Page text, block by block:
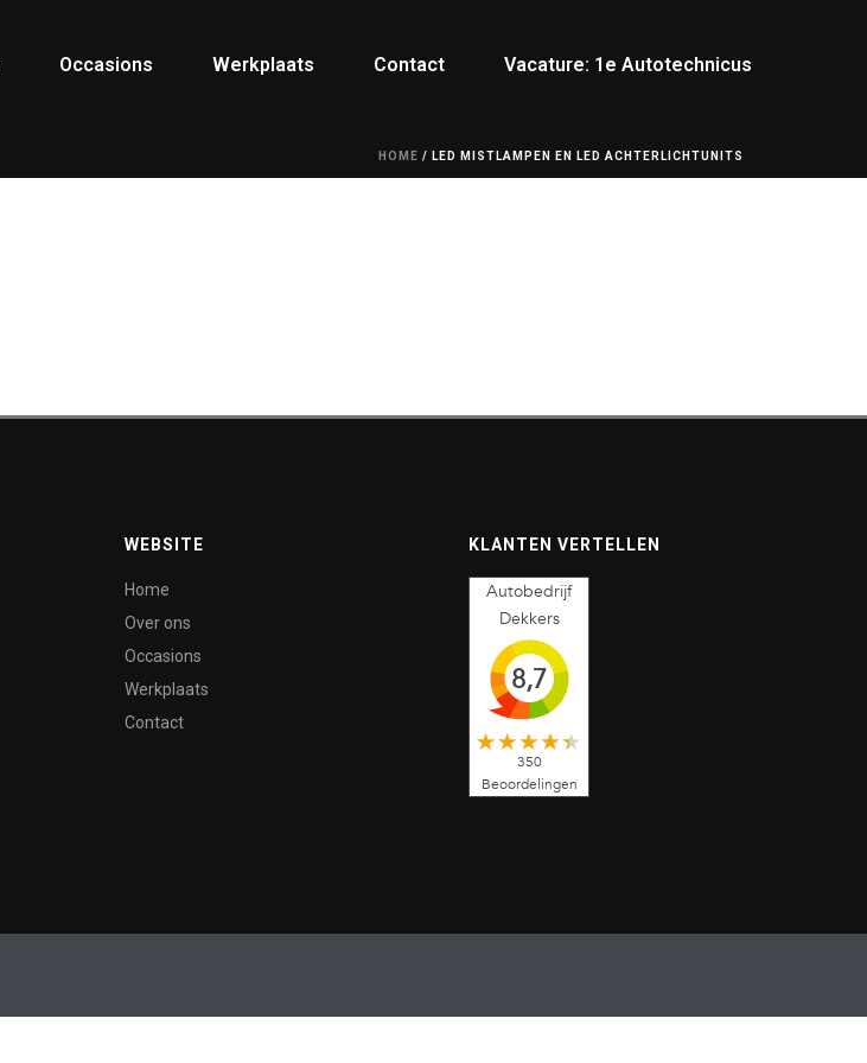
Occasions Werkplaats Contact Vacature: 1e Autotechnicus
HOME / LED MISTLAMPEN EN LED ACHTERLICHTUNITS
WEBSITE
Home
Over ons
Occasions
Werkplaats
Contact
KLANTEN VERTELLEN
Autobedrijf
Dekkers
8,7
350
Beoordelingen